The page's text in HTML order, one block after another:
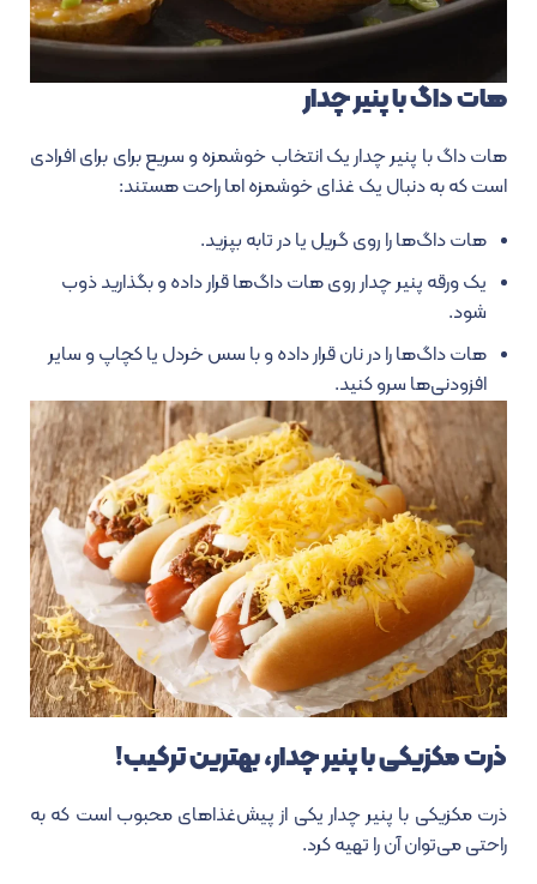
هات داگ با پنیر چدار
هات داگ با پنیر چدار یک انتخاب خوشمزه و سریع برای برای افرادی
است که به دنبال یک غذای خوشمزه اما راحت هستند:
هات داگ‌ها را روی گریل یا در تابه بپزید.
یک ورقه پنیر چدار روی هات داگ‌ها قرار داده و بگذارید ذوب
شود.
هات داگ‌ها را در نان قرار داده و با سس خردل یا کچاپ و سایر
افزودنی‌ها سرو کنید.
ذرت مکزیکی با پنیر چدار، بهترین ترکیب!
ذرت مکزیکی با پنیر چدار یکی از پیش‌غذاهای محبوب است که به
راحتی می‌توان آن را تهیه کرد.